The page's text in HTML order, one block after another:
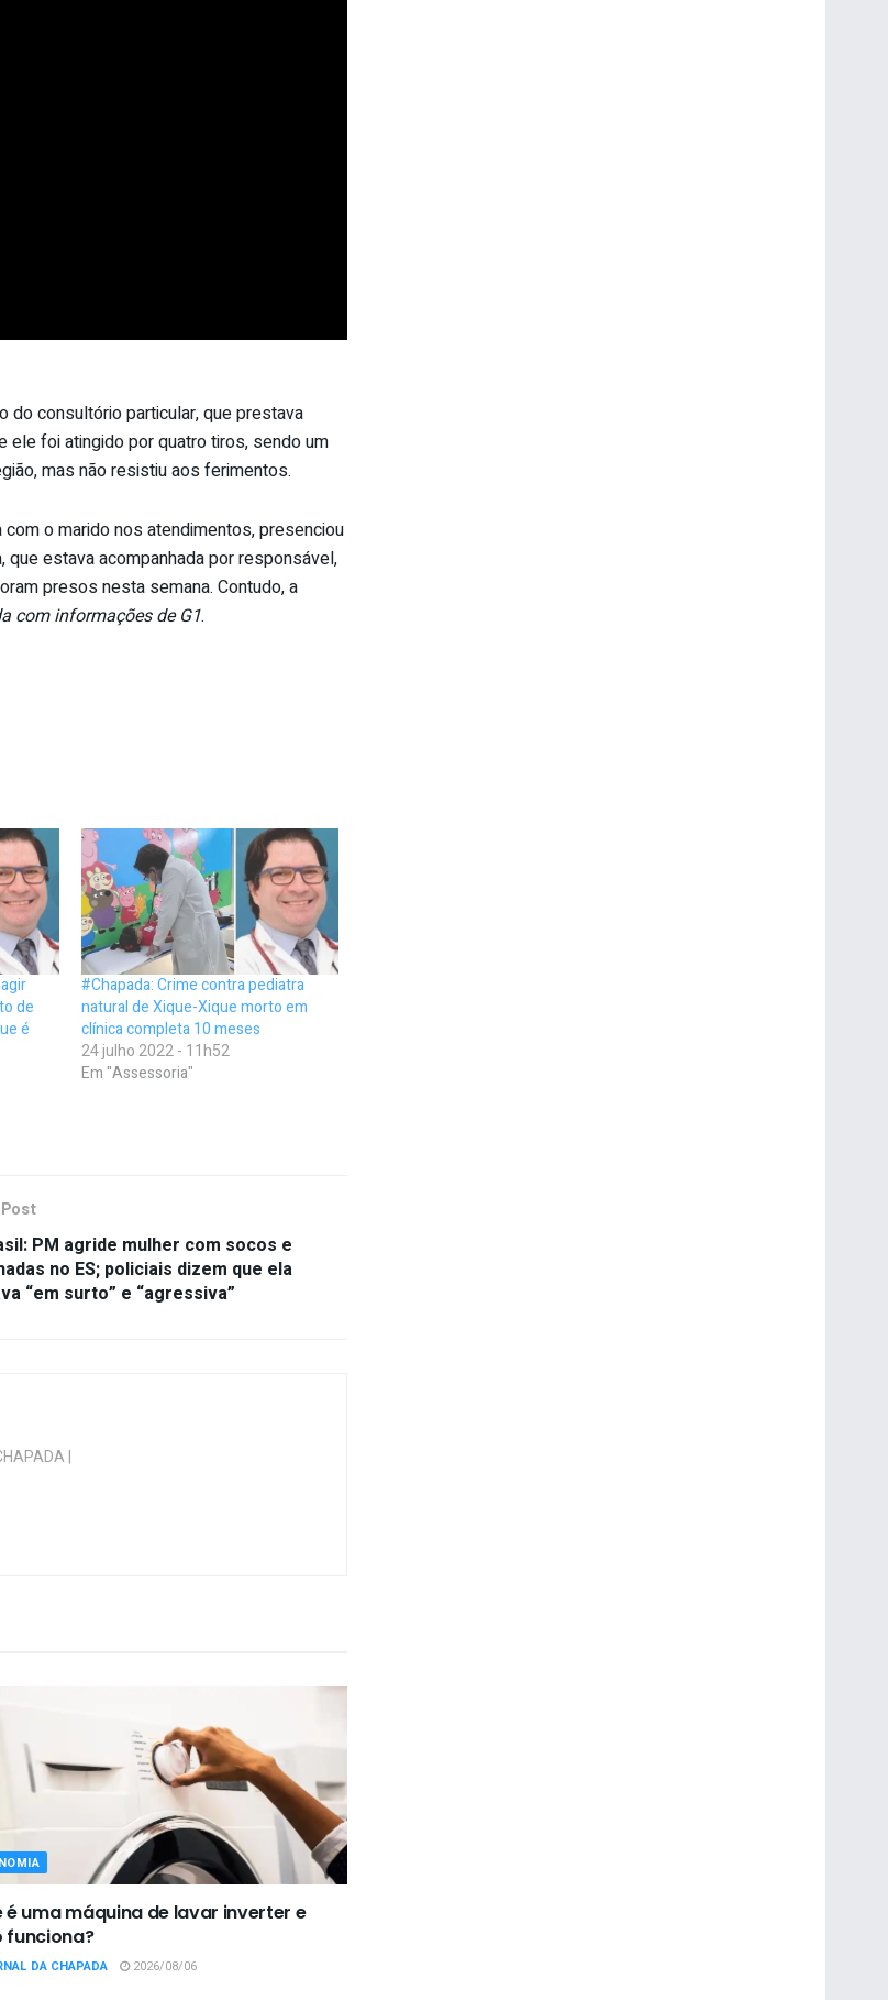
do consultório particular, que prestava
ele foi atingido por quatro tiros, sendo um
mas não resistiu aos ferimentos.
o marido nos atendimentos, presenciou
estava acompanhada por responsável,
presos nesta semana. Contudo, a
com informações de G1.
de
é
#Chapada: Crime contra pediatra
natural de Xique-Xique morto em
clínica completa 10 meses
24 julho 2022 - 11h52
Em "Assessoria"
PM agride mulher com socos e
no ES; policiais dizem que ela
“em surto” e “agressiva”
|
é uma máquina de lavar inverter e
funciona?
DA CHAPADA 2026/08/06